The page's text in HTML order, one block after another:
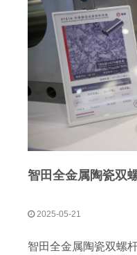
2025-05-21
智田全金属陶瓷双螺